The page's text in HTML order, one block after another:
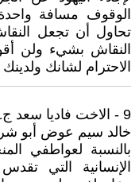
الوقوف مسافة
تحاول أن تجعل
النقاش بشيء ولن
الاحترام لشانك
9 - الاخت فاديا سعد ج1
خالد سيم عوض أبو شرخ ( 2010 / 11 / 24 -
بالنسبة لعواطفي
الإنسانية التي